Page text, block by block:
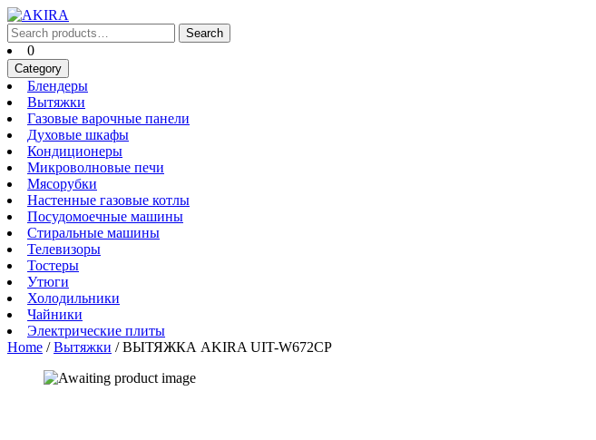
Skip
to
content
Skip
to
content
Search
for:
Search
Cart0
Category
БлендерыБлендеры
Вытяжки
Газовые варочные панели
Духовые шкафыДуховые
КондиционерыКондиционеры
Микроволновые печи
Мясорубки
Настенные газовые котлыНастенные
Посудомоечные машиныПосудомоечные
Стиральные машиныСтиральные
ТелевизорыТелевизоры
ТостерыТостеры
Утюги
Холодильники
Чайники
Электрические плитыЭлектрические
плиты
Home /Вытяжки / ВЫТЯЖКА AKIRA UIT-W672CP